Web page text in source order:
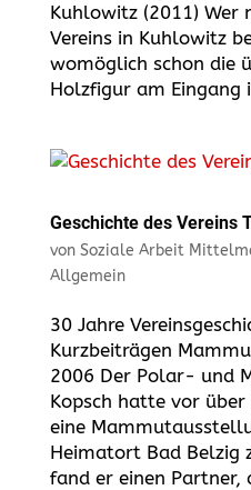
Kuhlowitz (2011) Wer
Vereins in Kuhlowitz
womöglich schon die
Holzfigur am Eingang
Geschichte des Vereins
von Soziale Arbeit
Allgemein
30 Jahre
Kurzbeiträgen
2006 Der Polar- und
Kopsch hatte vor über
eine
Heimatort Bad Belzig
fand er einen Partner,